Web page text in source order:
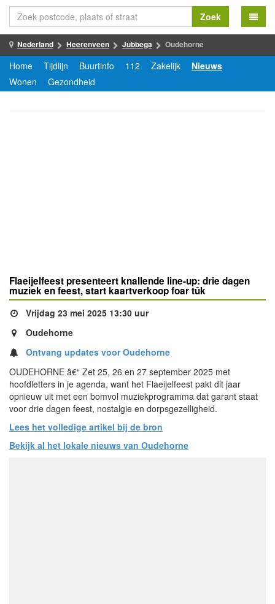
Zoek
Nederland Heerenveen Jubbega Oudehorne
Home Tijdlijn Buurtinfo 112 Zakelijk
Nieuws
Wonen
Gezondheid
Flaeijelfeest presenteert knallende line-up: drie dagen
muziek en feest, start kaartverkoop foar tûk
Vrijdag 23 mei 2025 13:30 uur
Oudehorne
Ontvang updates voor Oudehorne
OUDEHORNE â€“ Zet 25, 26 en 27 september 2025 met
hoofdletters in je agenda, want het Flaeijelfeest pakt dit jaar
opnieuw uit met een bomvol muziekprogramma dat garant staat
voor drie dagen feest, nostalgie en dorpsgezelligheid.
Lees het volledige artikel bij de bron
Bekijk al het lokale nieuws van Oudehorne